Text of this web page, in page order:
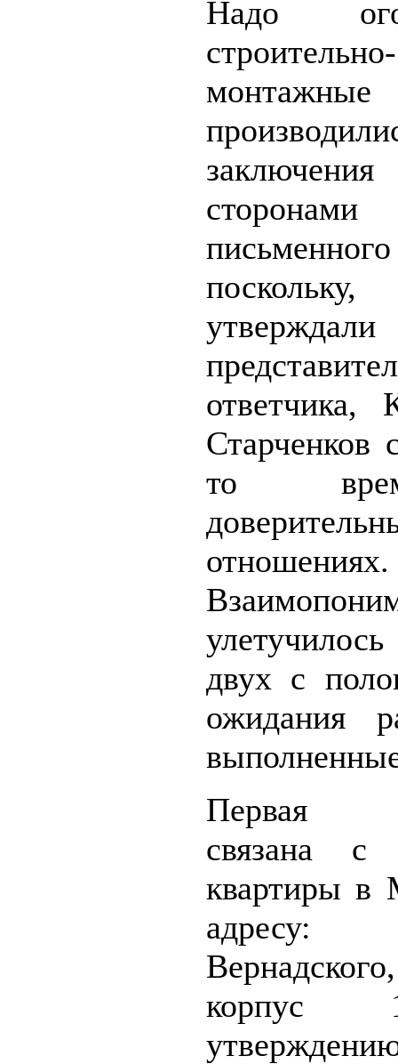
Надо
строительно-
сторонами
ответчика,
Старченков
то
отношениях.
двух с
ожидания
Первая
связана с
квартиры в
адресу: